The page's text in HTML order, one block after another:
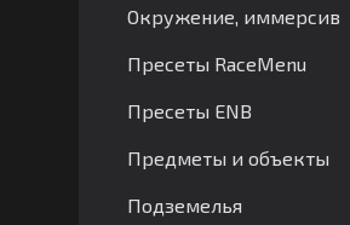
Окружение, иммерсив
Пресеты RaceMenu
Пресеты ENB
Предметы и объекты
Подземелья